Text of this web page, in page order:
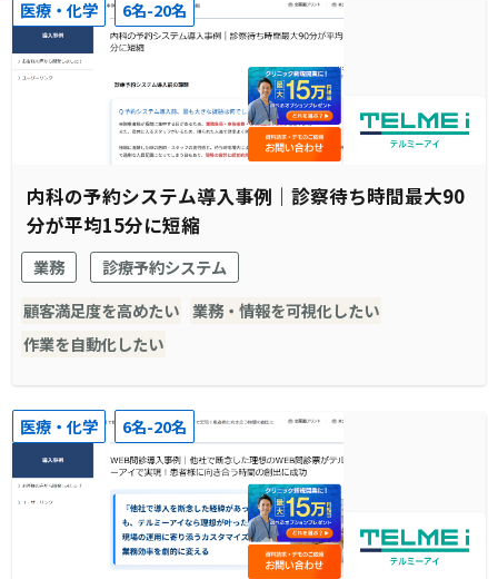
医療・化学 6名-20名
内科の予約システム導入事例｜診察待ち時間最大90
分が平均15分に短縮
業務
診療予約システム
顧客満足度を高めたい 業務・情報を可視化したい
作業を自動化したい
医療・化学 6名-20名